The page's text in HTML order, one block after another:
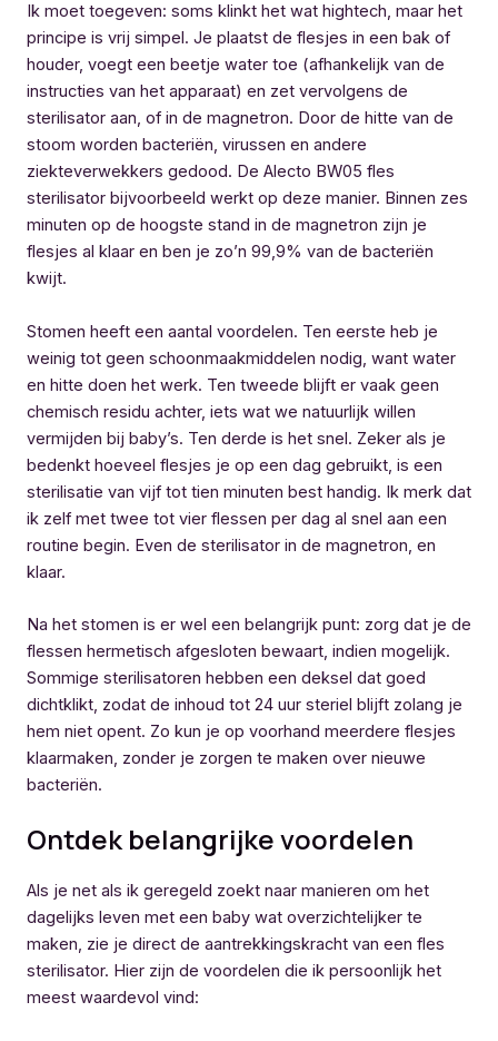
Ik moet toegeven: soms klinkt het wat hightech, maar het
principe is vrij simpel. Je plaatst de flesjes in een bak of
houder, voegt een beetje water toe (afhankelijk van de
instructies van het apparaat) en zet vervolgens de
sterilisator aan, of in de magnetron. Door de hitte van de
stoom worden bacteriën, virussen en andere
ziekteverwekkers gedood. De Alecto BW05 fles
sterilisator bijvoorbeeld werkt op deze manier. Binnen zes
minuten op de hoogste stand in de magnetron zijn je
flesjes al klaar en ben je zo’n 99,9% van de bacteriën
kwijt.
Stomen heeft een aantal voordelen. Ten eerste heb je
weinig tot geen schoonmaakmiddelen nodig, want water
en hitte doen het werk. Ten tweede blijft er vaak geen
chemisch residu achter, iets wat we natuurlijk willen
vermijden bij baby’s. Ten derde is het snel. Zeker als je
bedenkt hoeveel flesjes je op een dag gebruikt, is een
sterilisatie van vijf tot tien minuten best handig. Ik merk dat
ik zelf met twee tot vier flessen per dag al snel aan een
routine begin. Even de sterilisator in de magnetron, en
klaar.
Na het stomen is er wel een belangrijk punt: zorg dat je de
flessen hermetisch afgesloten bewaart, indien mogelijk.
Sommige sterilisatoren hebben een deksel dat goed
dichtklikt, zodat de inhoud tot 24 uur steriel blijft zolang je
hem niet opent. Zo kun je op voorhand meerdere flesjes
klaarmaken, zonder je zorgen te maken over nieuwe
bacteriën.
Ontdek belangrijke voordelen
Als je net als ik geregeld zoekt naar manieren om het
dagelijks leven met een baby wat overzichtelijker te
maken, zie je direct de aantrekkingskracht van een fles
sterilisator. Hier zijn de voordelen die ik persoonlijk het
meest waardevol vind: